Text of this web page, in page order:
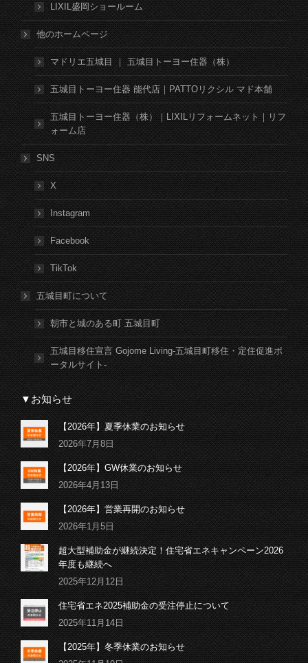
LIXIL盛岡ショールーム
他のホームページ
マドリエ五城目 ｜ 五城目トーヨー住器（株）
五城目トーヨー住器 能代店｜PATTOリクシル マド本舗
五城目トーヨー住器（株）｜LIXILリフォームネット｜リフ
ォーム店
SNS
X
Instagram
Facebook
TikTok
五城目町について
朝市と城のある町 五城目町
五城目移住宣言 Gojome Living-五城目町移住・定住促進ポ
ータルサイト-
▼お知らせ
【2026年】夏季休業のお知らせ
2026年7月8日
【2026年】GW休業のお知らせ
2026年4月13日
【2026年】営業再開のお知らせ
2026年1月5日
超大型補助金が継続決定！住宅省エネキャンペーン2026
年度も継続へ
2025年12月12日
住宅省エネ2025補助金の受注停止について
2025年11月14日
【2025年】冬季休業のお知らせ